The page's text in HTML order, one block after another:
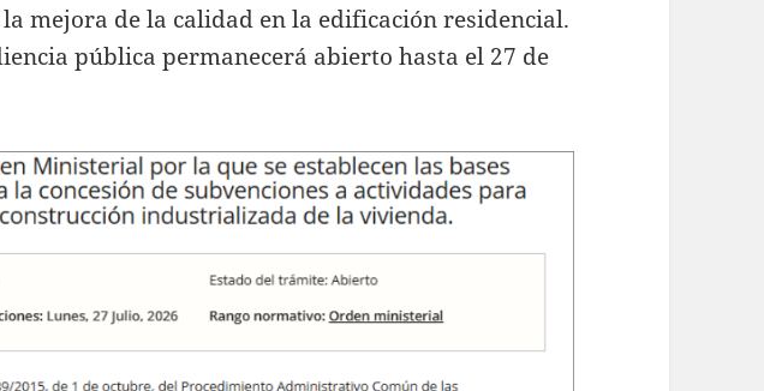
mejora de la calidad en la edificación residencial.
pública permanecerá abierto hasta el 27 de